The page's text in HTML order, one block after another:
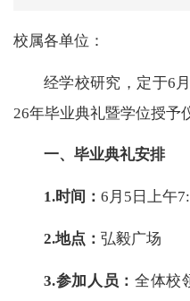
校属各单位：
经学校研究，定于6
26年毕业典礼暨学位授予
一、毕业典礼安排
1.时间： 6月5日上午
2.地点： 弘毅广场
3.参加人员： 全体校